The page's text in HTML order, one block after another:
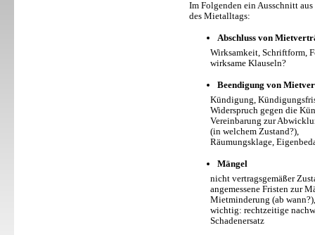
Im Folgenden ein Ausschnitt
des Mietalltags:
Abschluss von
Wirksamkeit, Schriftform,
wirksame Klauseln?
Beendigung von
Kündigung,
Widerspruch gegen die
Vereinbarung zur
(in welchem Zustand?),
Räumungsklage,
Mängel
nicht vertragsgemäßer
angemessene Fristen zur
Mietminderung (ab wann?),
wichtig: rechtzeitige
Schadenersatz